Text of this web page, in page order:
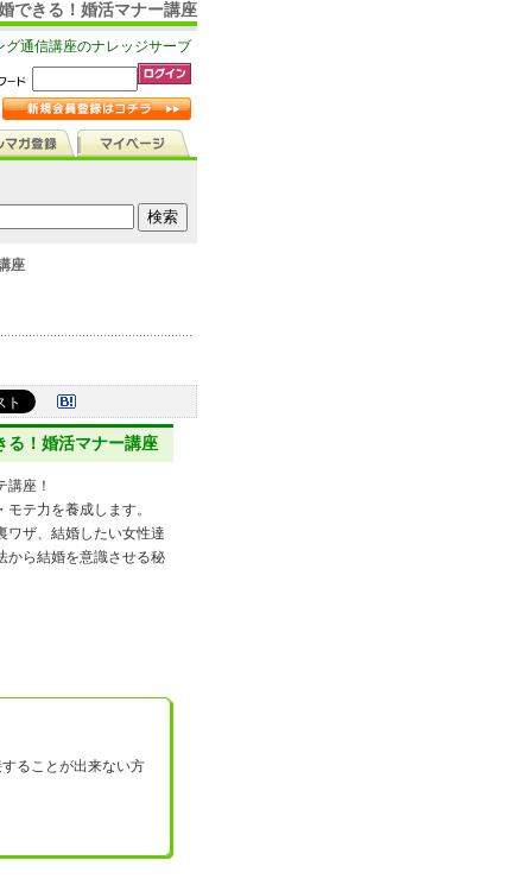
できる！婚活マナー講座
通信講座のナレッジサーブ
座
る！婚活マナー講座
座！
テ力を養成します。
ワザ、結婚したい女性達
から結婚を意識させる秘
ることが出来ない方